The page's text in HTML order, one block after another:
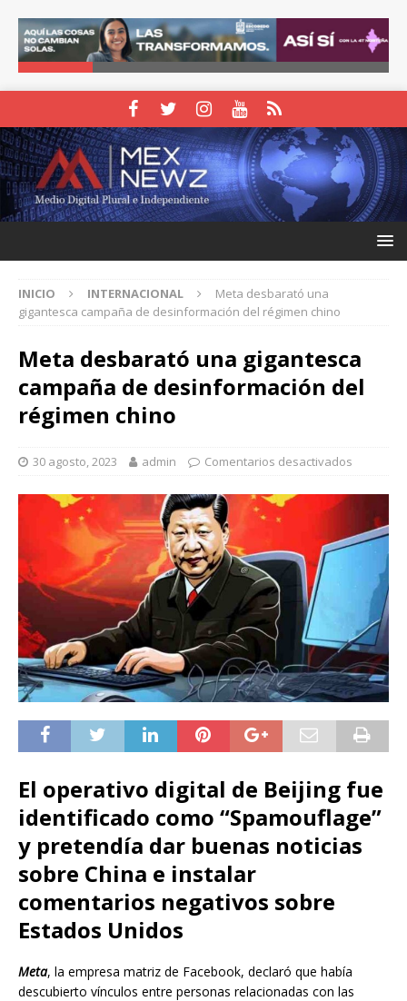
INICIO INTERNACIONAL
Meta desbarató una
gigantesca campaña de desinformación del régimen chino
Meta desbarató una gigantesca
campaña de desinformación del
régimen chino
30 agosto, 2023 admin Comentarios desactivados
El operativo digital de Beijing fue
identificado como “Spamouflage”
y pretendía dar buenas noticias
sobre China e instalar
comentarios negativos sobre
Estados Unidos
Meta, la empresa matriz de Facebook, declaró que había
descubierto vínculos entre personas relacionadas con las